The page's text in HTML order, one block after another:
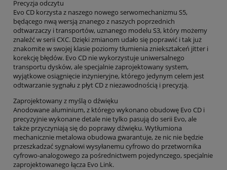
Precyzja odczytu
Evo CD korzysta z naszego nowego serwomechanizmu S5,
będącego nwą wersją znanego z naszych poprzednich
odtwarzaczy i transportów, uznanego modelu S3, który możemy
znaleźć w serii CXC. Dzięki zmianom udało się poprawić i tak już
znakomite w swojej klasie poziomy tłumienia zniekształceń jitter i
korekcję błędów. Evo CD nie wykorzystuje uniwersalnego
transportu dysków, ale specjalnie zaprojektowany system,
wyjątkowe osiągnięcie inżynieryjne, którego jedynym celem jest
odtwarzanie sygnału z płyt CD z niezawodnością i precyzją.
Zaprojektowany z myślą o dźwięku
Anodowane aluminium, z którego wykonano obudowę Evo CD i
precyzyjnie wykonane detale nie tylko pasują do serii Evo, ale
także przyczyniają się do poprawy dźwięku. Wytłumiona
mechanicznie metalowa obudowa gwarantuje, że nic nie będzie
przeszkadzać sygnałowi wysyłanemu cyfrowo do przetwornika
cyfrowo-analogowego za pośrednictwem pojedynczego, specjalnie
zaprojektowanego łącza Evo Link.